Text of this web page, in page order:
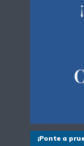
¡Ponte a